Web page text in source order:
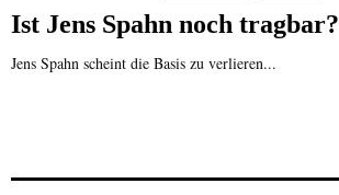
Ist Jens Spahn noch tragbar?
Jens Spahn scheint die Basis zu verlieren...